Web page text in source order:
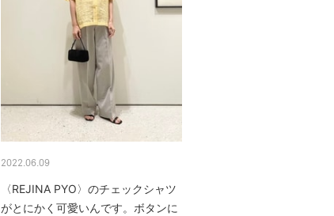
2022.06.09
〈REJINA PYO〉のチェックシャツ
がとにかく可愛いんです。ボタンに